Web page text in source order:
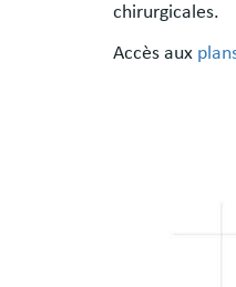
chirurgicales.
Accès aux